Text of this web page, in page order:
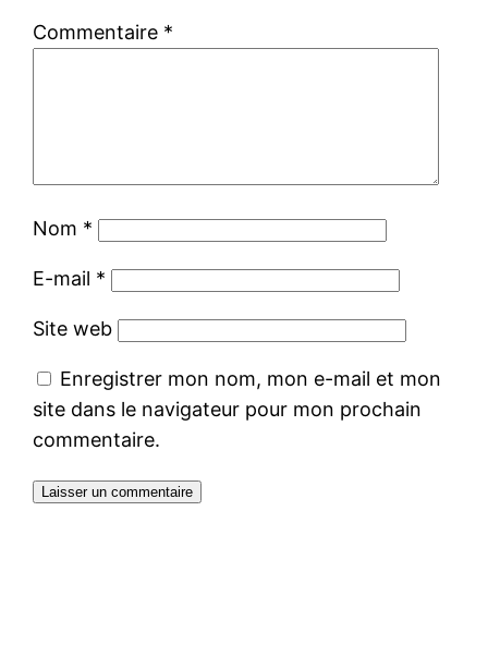
Commentaire *
Nom *
E-mail *
Site web
Enregistrer mon nom, mon e-mail et mon
site dans le navigateur pour mon prochain
commentaire.